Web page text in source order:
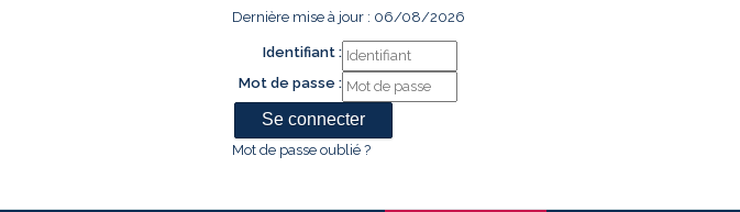
Dernière mise à jour : 06/08/2026
Identifiant :
Mot de passe :
Mot de passe oublié ?